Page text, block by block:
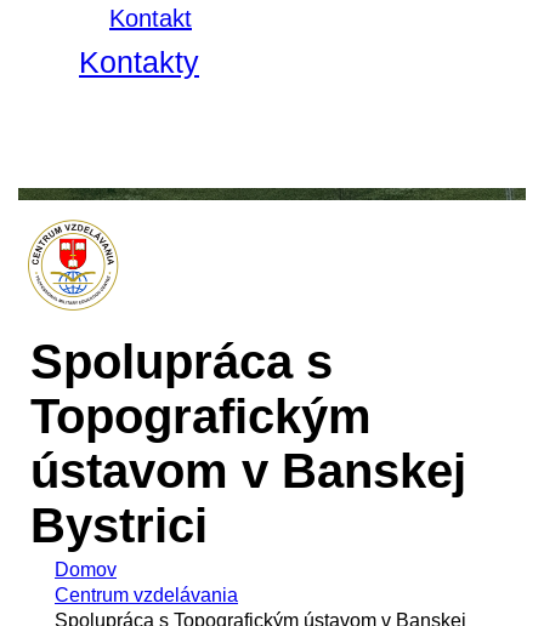
Kontakt
Kontakty
Spolupráca s
Topografickým
ústavom v Banskej
Bystrici
Domov
Centrum vzdelávania
Spolupráca s Topografickým ústavom v Banskej